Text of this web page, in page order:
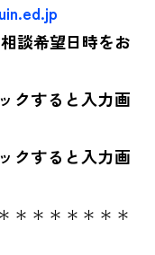
談希望日時をお
クすると入力画
クすると入力画
＊＊＊＊＊＊＊